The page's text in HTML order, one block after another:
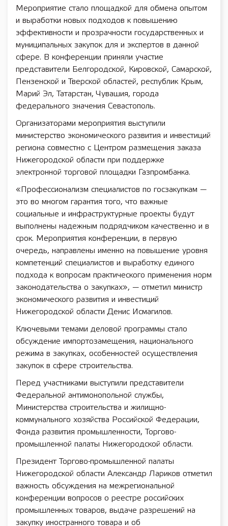
Мероприятие стало площадкой для обмена опытом
и выработки новых подходов к повышению
эффективности и прозрачности государственных и
муниципальных закупок для и экспертов в данной
сфере. В конференции приняли участие
представители Белгородской, Кировской, Самарской,
Пензенской и Тверской областей, республик Крым,
Марий Эл, Татарстан, Чувашия, города
федерального значения Севастополь.
Организаторами мероприятия выступили
министерство экономического развития и инвестиций
региона совместно с Центром размещения заказа
Нижегородской области при поддержке
электронной торговой площадки Газпромбанка.
«Профессионализм специалистов по госзакупкам —
это во многом гарантия того, что важные
социальные и инфраструктурные проекты будут
выполнены надежным подрядчиком качественно и в
срок. Мероприятия конференции, в первую
очередь, направлены именно на повышение уровня
компетенций специалистов и выработку единого
подхода к вопросам практического применения норм
законодательства о закупках», — отметил министр
экономического развития и инвестиций
Нижегородской области Денис Исмагилов.
Ключевыми темами деловой программы стало
обсуждение импортозамещения, национального
режима в закупках, особенностей осуществления
закупок в сфере строительства.
Перед участниками выступили представители
Федеральной антимонопольной службы,
Министерства строительства и жилищно-
коммунального хозяйства Российской Федерации,
Фонда развития промышленности, Торгово-
промышленной палаты Нижегородской области.
Президент Торгово-промышленной палаты
Нижегородской области Александр Лариков отметил
важность обсуждения на межрегиональной
конференции вопросов о реестре российских
промышленных товаров, выдаче разрешений на
закупку иностранного товара и об